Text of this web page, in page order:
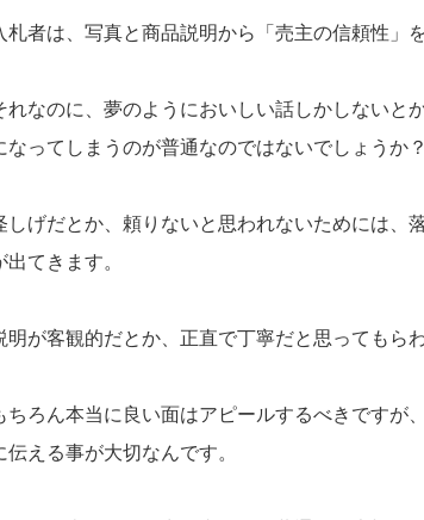
札者は、写真と商品説明から「売主の信頼性」
れなのに、夢のようにおいしい話しかしないと
なってしまうのが普通なのではないでしょうか？
しげだとか、頼りないと思われないためには、
出てきます。
明が客観的だとか、正直で丁寧だと思ってもら
ちろん本当に良い面はアピールするべきですが
伝える事が大切なんです。